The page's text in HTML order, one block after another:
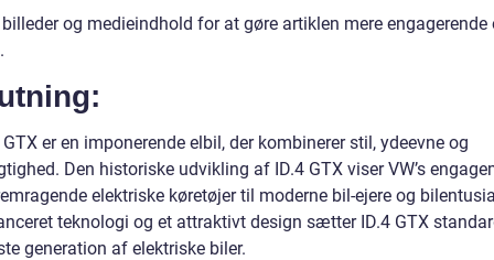
og medieindhold for at gøre artiklen mere engagerende
GTX er en imponerende elbil, der kombinerer stil, ydeevne og
Den historiske udvikling af ID.4 GTX viser VW’s
elektriske køretøjer til moderne bil-ejere og
teknologi og et attraktivt design sætter ID.4 GTX
generation af elektriske biler.